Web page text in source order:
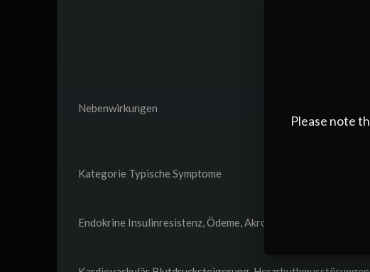
Please note
Nebenwirkungen
Kategorie Typische Symptome
Endokrine Insulinresistenz, Ödeme, Akromegalie bei